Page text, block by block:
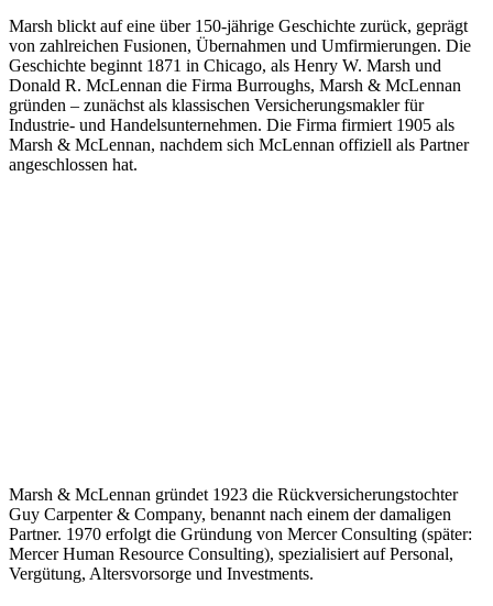
Marsh blickt auf eine über 150-jährige Geschichte zurück, geprägt
von zahlreichen Fusionen, Übernahmen und Umfirmierungen. Die
Geschichte beginnt 1871 in Chicago, als Henry W. Marsh und
Donald R. McLennan die Firma Burroughs, Marsh & McLennan
gründen – zunächst als klassischen Versicherungsmakler für
Industrie- und Handelsunternehmen. Die Firma firmiert 1905 als
Marsh & McLennan, nachdem sich McLennan offiziell als Partner
angeschlossen hat.
Marsh & McLennan gründet 1923 die Rückversicherungstochter
Guy Carpenter & Company, benannt nach einem der damaligen
Partner. 1970 erfolgt die Gründung von Mercer Consulting (später:
Mercer Human Resource Consulting), spezialisiert auf Personal,
Vergütung, Altersvorsorge und Investments.